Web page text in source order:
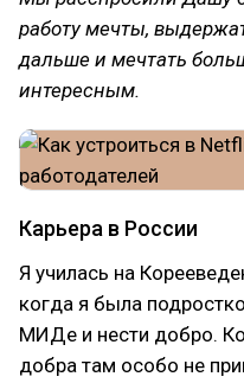
работу мечты,
дальше и мечтать
интересным.
Карьера в России
Я училась на
когда я была
МИДе и нести добро.
добра там особо не